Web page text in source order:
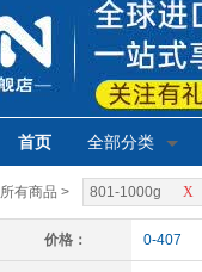
首页 全部分类
所有商品 > X
801-1000g
价格： 0-407